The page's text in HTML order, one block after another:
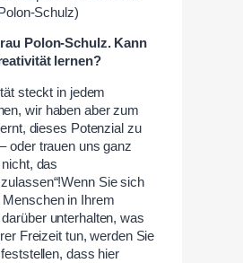
Schulz)
Polon-Schulz. Kann
lernen?
steckt in jedem
wir haben aber zum
dieses Potenzial zu
oder trauen uns ganz
das
Sie sich
Menschen in Ihrem
unterhalten, was
Freizeit tun, werden Sie
dass hier